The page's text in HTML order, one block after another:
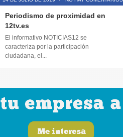
Periodismo de proximidad en
12tv.es
El informativo NOTICIAS12 se
caracteriza por la participación
ciudadana, el...